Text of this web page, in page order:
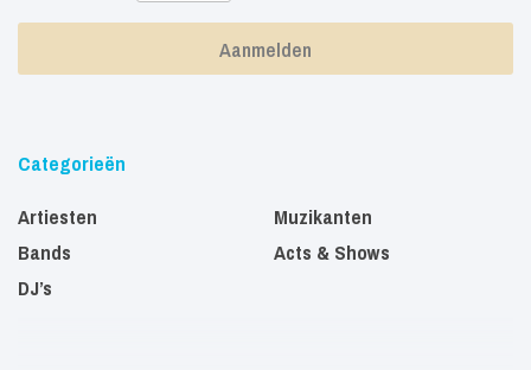
Categorieën
Artiesten
Bands
DJ’s
Muzikanten
Acts & Shows